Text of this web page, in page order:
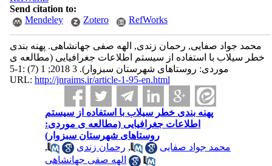
Send citation to:
Mendeley
Zotero RefWorks
محمد جواد صفایی, رحمان زندی, الهه صفی جهانشاهی. پهنه بندی
خطر سیلاب با استفاده از سیستم اطلاعات جغرافیایی (مطالعه ی
موردی: روستاهای شهرستان سبزوار). 3 2018; 1 (7) :1-5
URL: http://jnraims.ir/article-1-95-en.html
پهنه بندی خطر سیلاب با استفاده از سیستم
اطلاعات جغرافیایی (مطالعه ی موردی:
روستاهای شهرستان سبزوار)
محمد جواد صفایی
, رحمان زندی
,
الهه صفی جهانشاهی